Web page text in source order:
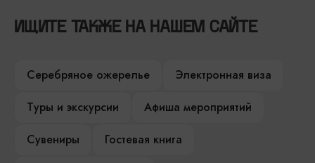
ИЩИТЕ ТАКЖЕ НА НАШЕМ САЙТЕ
Серебряное ожерелье
Электронная виза
Туры и экскурсии
Афиша мероприятий
Сувениры
Гостевая книга